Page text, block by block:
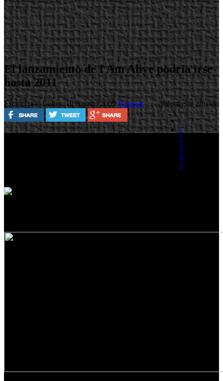
El lanzamiento de I Am Alive podría irse
hasta 2011
Escrito porLunes, 10 Agosto 2009 Noticias Valora este artículo
1
2
3
4
5
Cada cierto tiempo desde que se anunciase en el